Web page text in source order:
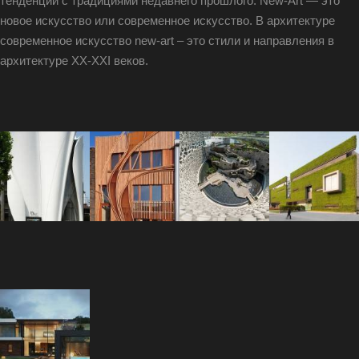
новое искусство или современное искусство. В архитектуре
современное искусство new-art – это стили и направления в
архитектуре XX-XXI веков.